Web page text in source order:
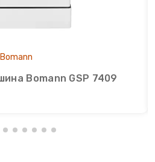
Bomann GSP 7409